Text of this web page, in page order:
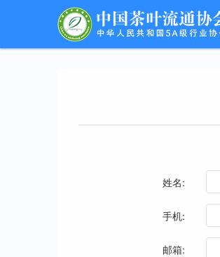
姓名:
手机:
邮箱: